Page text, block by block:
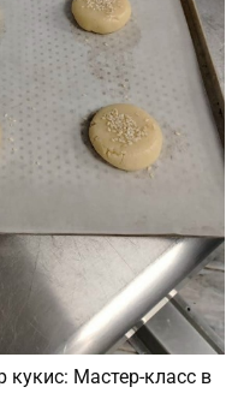
кукис: Мастер-класс в